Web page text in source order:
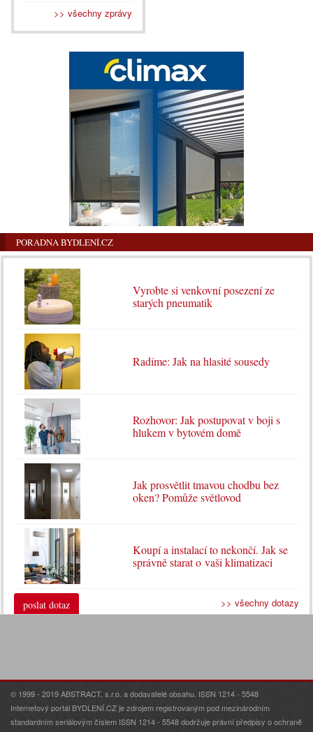
>> všechny zprávy
PORADNA BYDLENÍ.CZ
Vyrobte si venkovní posezení ze
starých pneumatik
Radíme: Jak na hlasité sousedy
Rozhovor: Jak postupovat v boji s
hlukem v bytovém domě
Jak prosvětlit tmavou chodbu bez
oken? Pomůže světlovod
Koupí a instalací to nekončí. Jak se
správně starat o vaši klimatizaci
poslat dotaz >> všechny dotazy
© 1999 - 2019 ABSTRACT, s.r.o. a dodavatelé obsahu. ISSN 1214 - 5548
Internetový portál BYDLENÍ.CZ je zdrojem registrovaným pod mezinárodním
standardním seriálovým číslem ISSN 1214 - 5548 dodržuje právní předpisy o ochraně